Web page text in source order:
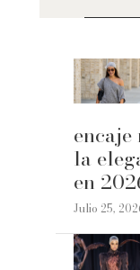
la
en
Julio 25,